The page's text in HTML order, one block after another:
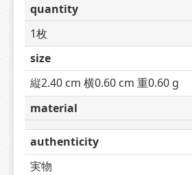
quantity
1枚
size
縦2.40 cm 横0.60 cm 重0.60 g
material
authenticity
実物